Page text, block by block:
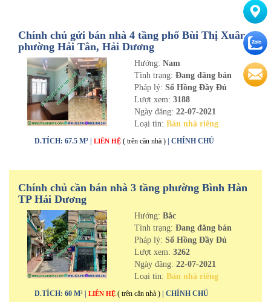
Chính chủ gửi bán nhà 4 tầng phố Bùi Thị Xuân,
phường Hải Tân, Hải Dương
Hướng: Nam
Tình trạng: Đang đăng bán
Pháp lý: Sổ Hồng Đầy Đủ
Lượt xem: 3188
Ngày đăng: 22-07-2021
Loại tin: Bán nhà riêng
D.TÍCH: 67.5 M² | LIÊN HỆ ( trên căn nhà ) | CHÍNH CHỦ
Chính chủ cần bán nhà 3 tầng phường Bình Hàn
TP Hải Dương
Hướng: Bắc
Tình trạng: Đang đăng bán
Pháp lý: Sổ Hồng Đầy Đủ
Lượt xem: 3262
Ngày đăng: 22-07-2021
Loại tin: Bán nhà riêng
D.TÍCH: 60 M² | LIÊN HỆ ( trên căn nhà ) | CHÍNH CHỦ